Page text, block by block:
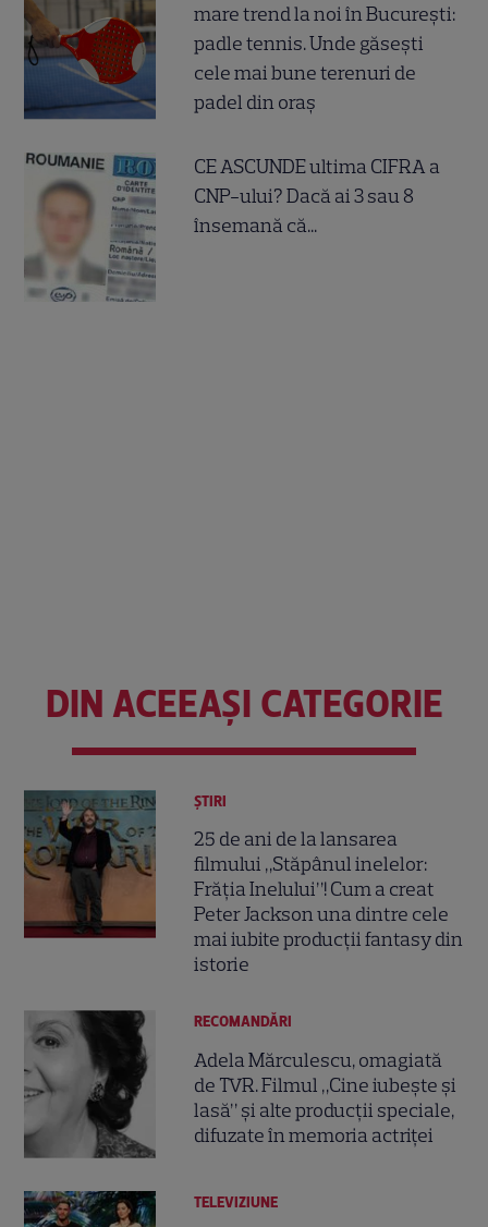
mare trend la noi în București:
padle tennis. Unde găsești
cele mai bune terenuri de
padel din oraș
CE ASCUNDE ultima CIFRA a
CNP-ului? Dacă ai 3 sau 8
însemană că...
DIN ACEEAȘI CATEGORIE
ȘTIRI
25 de ani de la lansarea
filmului „Stăpânul inelelor:
Frăția Inelului”! Cum a creat
Peter Jackson una dintre cele
mai iubite producții fantasy din
istorie
RECOMANDĂRI
Adela Mărculescu, omagiată
de TVR. Filmul „Cine iubește și
lasă” și alte producții speciale,
difuzate în memoria actriței
TELEVIZIUNE